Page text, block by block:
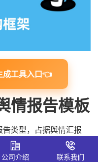
成工具入口👈
情报告模板
类型，占据舆情汇报
大全刚需内容。
公司介绍 联系我们